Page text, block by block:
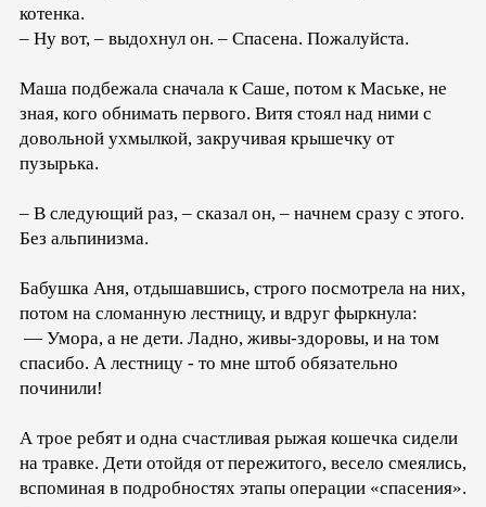
котенка.
– Ну вот, – выдохнул он. – Спасена. Пожалуйста.
Маша подбежала сначала к Саше, потом к Маське, не
зная, кого обнимать первого. Витя стоял над ними с
довольной ухмылкой, закручивая крышечку от
пузырька.
– В следующий раз, – сказал он, – начнем сразу с этого.
Без альпинизма.
Бабушка Аня, отдышавшись, строго посмотрела на них,
потом на сломанную лестницу, и вдруг фыркнула:
— Умора, а не дети. Ладно, живы-здоровы, и на том
спасибо. А лестницу - то мне штоб обязательно
починили!
А трое ребят и одна счастливая рыжая кошечка сидели
на травке. Дети отойдя от пережитого, весело смеялись,
вспоминая в подробностях этапы операции «спасения».